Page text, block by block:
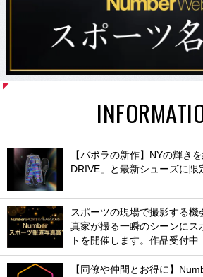
【バボラの新作】NYの輝き
DRIVE」と最新シューズに限
スポーツの現場で撮影する
真家が撮る一瞬のシーンにス
トを開催します。作品受付中
【同僚や仲間とお得に】